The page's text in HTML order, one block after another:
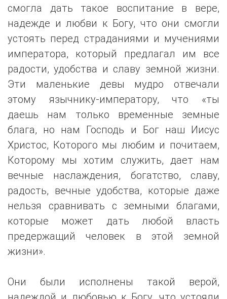
смогла дать такое воспитание в вере,
надежде и любви к Богу, что они смогли
устоять перед страданиями и мучениями
императора, который предлагал им все
радости, удобства и славу земной жизни.
Эти маленькие девы мудро отвечали
этому язычнику-императору, что «ты
даешь нам только временные земные
блага, но нам Господь и Бог наш Иисус
Христос, Которого мы любим и почитаем,
Которому мы хотим служить, дает нам
вечные наслаждения, богатство, славу,
радость, вечные удобства, которые даже
нельзя сравнивать с земными благами,
которые может дать любой власть
предержащий человек в этой земной
жизни».
Они были исполнены такой верой,